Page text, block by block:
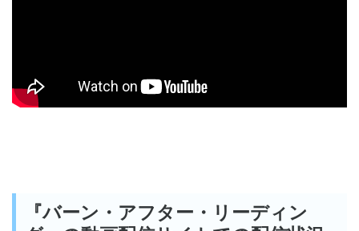
『バーン・アフター・リーディン